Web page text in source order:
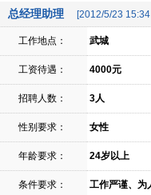
总经理助理 [2012/5/23
工作地点： 武城
工资待遇： 4000元
招聘人数： 3人
性别要求： 女性
年龄要求： 24岁以上
条件要求： 工作严谨、为